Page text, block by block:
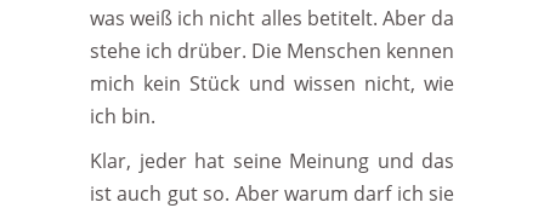
was weiß ich nicht alles betitelt. Aber da
stehe ich drüber. Die Menschen kennen
mich kein Stück und wissen nicht, wie
ich bin.
Klar, jeder hat seine Meinung und das
ist auch gut so. Aber warum darf ich sie